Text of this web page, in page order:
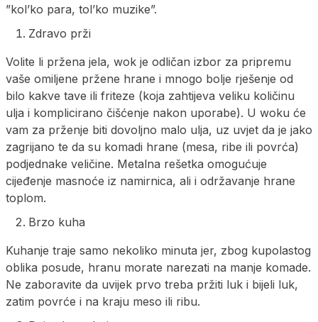
”kol’ko para, tol’ko muzike”.
Zdravo prži
Volite li pržena jela, wok je odličan izbor za pripremu
vaše omiljene pržene hrane i mnogo bolje rješenje od
bilo kakve tave ili friteze (koja zahtijeva veliku količinu
ulja i komplicirano čišćenje nakon uporabe). U woku će
vam za prženje biti dovoljno malo ulja, uz uvjet da je jako
zagrijano te da su komadi hrane (mesa, ribe ili povrća)
podjednake veličine. Metalna rešetka omogućuje
cijeđenje masnoće iz namirnica, ali i održavanje hrane
toplom.
Brzo kuha
Kuhanje traje samo nekoliko minuta jer, zbog kupolastog
oblika posude, hranu morate narezati na manje komade.
Ne zaboravite da uvijek prvo treba pržiti luk i bijeli luk,
zatim povrće i na kraju meso ili ribu.